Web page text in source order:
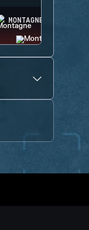
MONTAGNE